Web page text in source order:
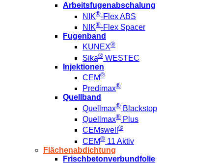
Arbeitsfugenabschalung
NIK®-Flex ABS
NIK®-Flex Spacer
Fugenband
KUNEX®
Sika® WESTEC
Injektionen
CEM®
Predimax®
Quellband
Quellmax® Blackstop
Quellmax® Plus
CEMswell ®
CEM® 11 Aktiv
Flächenabdichtung
Frischbetonverbundfolie